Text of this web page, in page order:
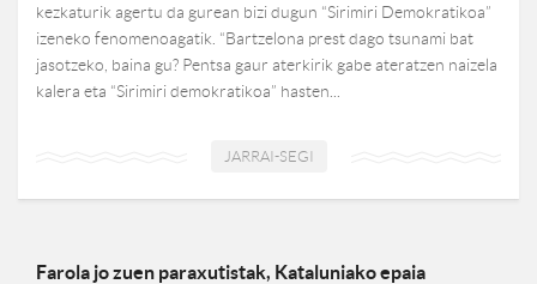
kezkaturik agertu da gurean bizi dugun “Sirimiri Demokratikoa”
izeneko fenomenoagatik. “Bartzelona prest dago tsunami bat
jasotzeko, baina gu? Pentsa gaur aterkirik gabe ateratzen naizela
kalera eta “Sirimiri demokratikoa” hasten...
JARRAI-SEGI
Farola jo zuen paraxutistak, Kataluniako epaia